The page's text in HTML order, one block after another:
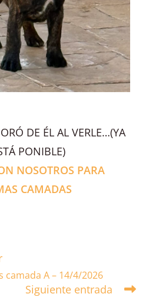
DE ÉL AL VERLE…(YA
PONIBLE)
NOSOTROS PARA
CAMADAS
A – 14/4/2026
Siguiente entrada